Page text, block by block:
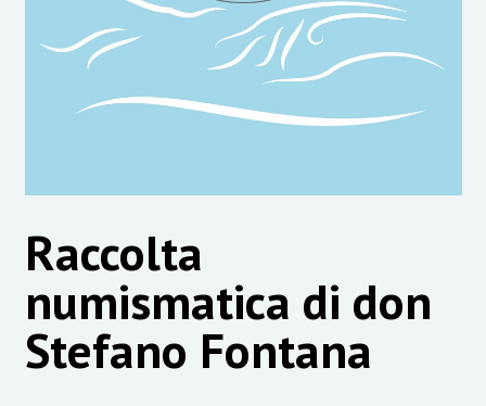
Raccolta
numismatica di don
Stefano Fontana